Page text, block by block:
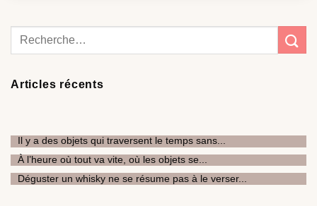
Articles récents
Il y a des objets qui traversent le temps sans...
À l’heure où tout va vite, où les objets se...
Déguster un whisky ne se résume pas à le verser...